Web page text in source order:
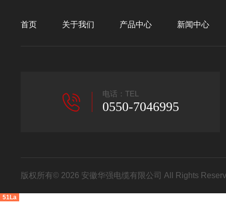
首页 关于我们 产品中心 新闻中心
电话：TEL
0550-7046995
版权所有© 2026 安徽华强电缆有限公司 All Rights
51La